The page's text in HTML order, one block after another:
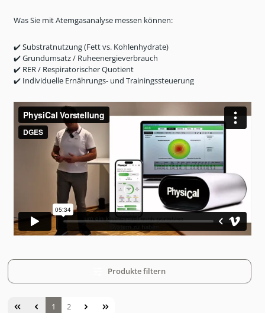
Was Sie mit Atemgasanalyse messen können:
✔️Substratnutzung (Fett vs. Kohlenhydrate)
✔️Grundumsatz / Ruheenergieverbrauch
✔️ RER / Respiratorischer Quotient
✔️ Individuelle Ernährungs- und Trainingssteuerung
Produkte filtern
Seite
1 Seite
2